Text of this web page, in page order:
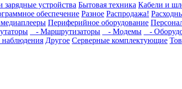
зарядные устройства Бытовая техника Кабели и
обеспечение Разное Распродажа!
Периферийное оборудование
- Маршрутизаторы - Модемы -
Другое Серверные комплектующие